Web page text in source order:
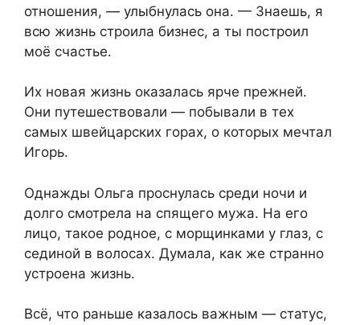
отношения, — улыбнулась она. — Знаешь, я
всю жизнь строила бизнес, а ты построил
моё счастье.
Их новая жизнь оказалась ярче прежней.
Они путешествовали — побывали в тех
самых швейцарских горах, о которых мечтал
Игорь.
Однажды Ольга проснулась среди ночи и
долго смотрела на спящего мужа. На его
лицо, такое родное, с морщинками у глаз, с
сединой в волосах. Думала, как же странно
устроена жизнь.
Всё, что раньше казалось важным — статус,